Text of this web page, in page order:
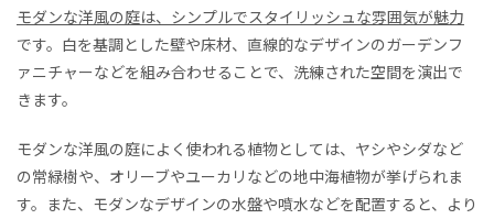
モダンな洋風の庭は、シンプルでスタイリッシュな雰囲気が魅力
です。白を基調とした壁や床材、直線的なデザインのガーデンフ
ァニチャーなどを組み合わせることで、洗練された空間を演出で
きます。
モダンな洋風の庭によく使われる植物としては、ヤシやシダなど
の常緑樹や、オリーブやユーカリなどの地中海植物が挙げられま
す。また、モダンなデザインの水盤や噴水などを配置すると、より